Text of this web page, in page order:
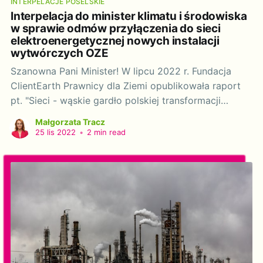
Interpelacja do minister klimatu i środowiska
w sprawie odmów przyłączenia do sieci
elektroenergetycznej nowych instalacji
wytwórczych OZE
Szanowna Pani Minister! W lipcu 2022 r. Fundacja
ClientEarth Prawnicy dla Ziemi opublikowała raport
pt. "Sieci - wąskie gardło polskiej transformacji
w zakresie przyłączania źródeł OZE oraz przedstawia
decydentów w zakresie sprawnego rozwoju sieci
Małgorzata Tracz
25 lis 2022 • 2 min read